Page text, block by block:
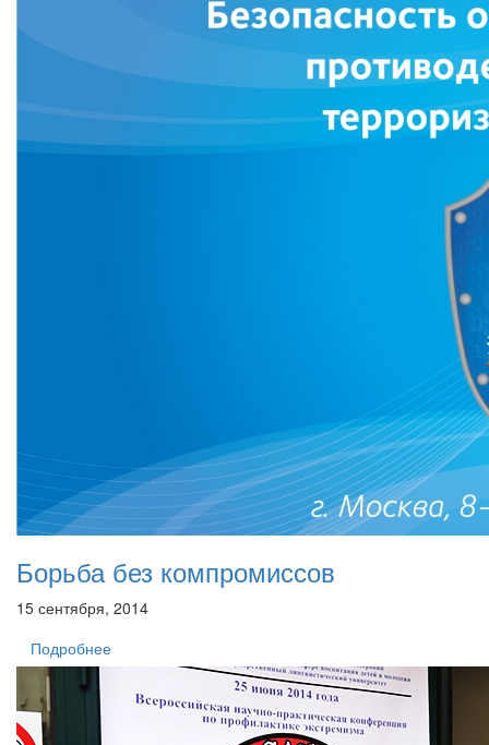
Борьба без компромиссов
15 сентября, 2014
Подробнее